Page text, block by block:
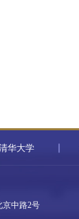
华大学
京中路2号